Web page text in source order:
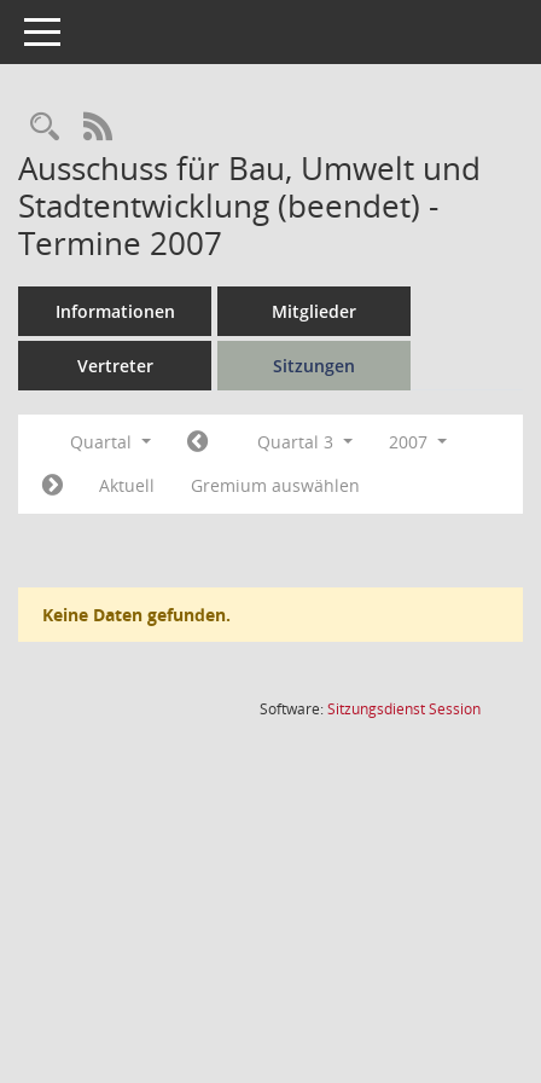
Toggle navigation
Rechercheauswahl
RSS-Feed
Ausschuss für Bau, Umwelt und
Stadtentwicklung (beendet) -
Termine 2007
Informationen Mitglieder
Vertreter Sitzungen
Quartal Quartal 3
2007
Aktuell
Gremium auswählen
Keine Daten gefunden.
Software:SitzungsdienstSession(Wird in